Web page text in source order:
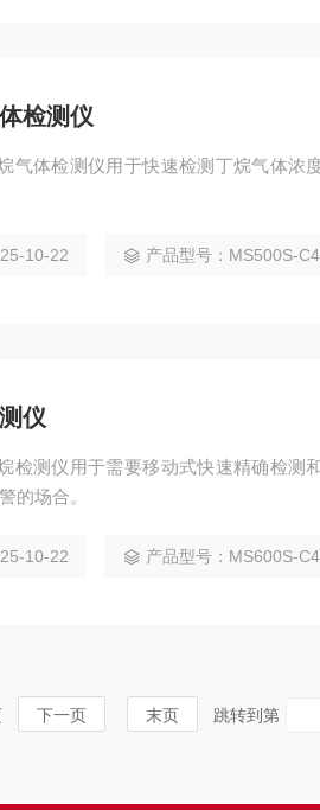
检测仪
气体检测仪用于快速检测丁烷气体浓
10-22 产品型号：MS500S-
仪
检测仪用于需要移动式快速精确检测
的场合。
10-22 产品型号：MS600S-
下一页 末页 跳转到第